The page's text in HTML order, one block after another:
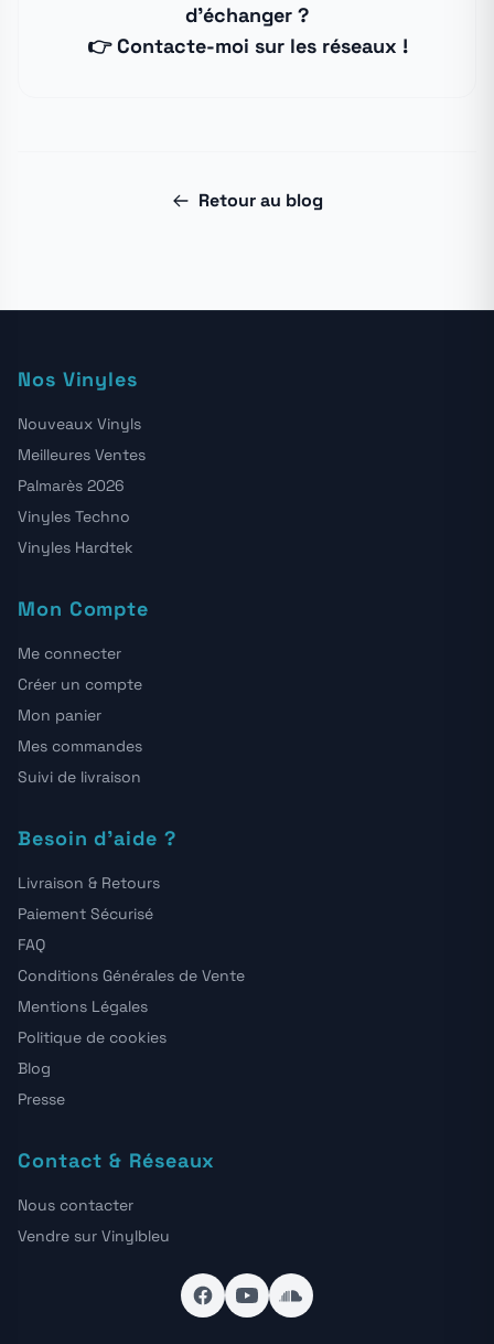
d'échanger ?
👉 Contacte-moi sur les réseaux !
Retour au blog
Nos Vinyles
Nouveaux Vinyls
Meilleures Ventes
Palmarès 2026
Vinyles Techno
Vinyles Hardtek
Mon Compte
Me connecter
Créer un compte
Mon panier
Mes commandes
Suivi de livraison
Besoin d'aide ?
Livraison & Retours
Paiement Sécurisé
FAQ
Conditions Générales de Vente
Mentions Légales
Politique de cookies
Blog
Presse
Contact & Réseaux
Nous contacter
Vendre sur Vinylbleu